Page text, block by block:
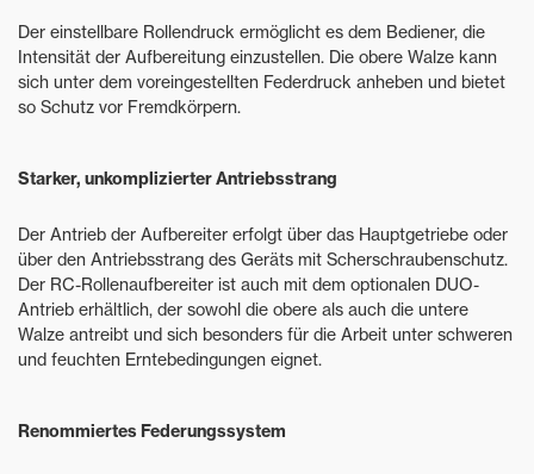
Der einstellbare Rollendruck ermöglicht es dem Bediener, die
Intensität der Aufbereitung einzustellen. Die obere Walze kann
sich unter dem voreingestellten Federdruck anheben und bietet
so Schutz vor Fremdkörpern.
Starker, unkomplizierter Antriebsstrang
Der Antrieb der Aufbereiter erfolgt über das Hauptgetriebe oder
über den Antriebsstrang des Geräts mit Scherschraubenschutz.
Der RC-Rollenaufbereiter ist auch mit dem optionalen DUO-
Antrieb erhältlich, der sowohl die obere als auch die untere
Walze antreibt und sich besonders für die Arbeit unter schweren
und feuchten Erntebedingungen eignet.
Renommiertes Federungssystem